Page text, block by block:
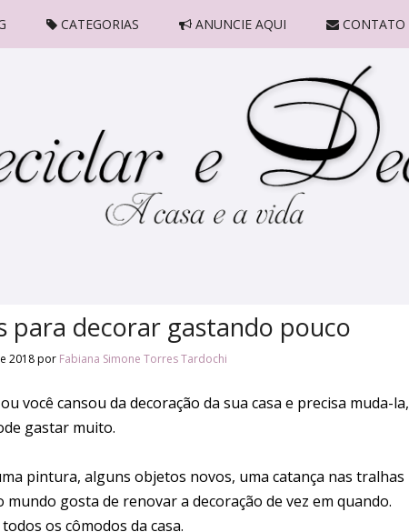
CATEGORIAS ANUNCIE AQUI CONTATO
para decorar gastando pouco
2018por Fabiana Simone Torres Tardochi
você cansou da decoração da sua casa e precisa muda-la,
gastar muito.
pintura, alguns objetos novos, uma catança nas tralhas
gosta de renovar a decoração de vez em quando.
os cômodos da casa.